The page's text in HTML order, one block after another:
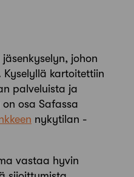
johon
kartoitettiin
palveluista ja
osa Safassa
nykytilan ­
vastaa hyvin